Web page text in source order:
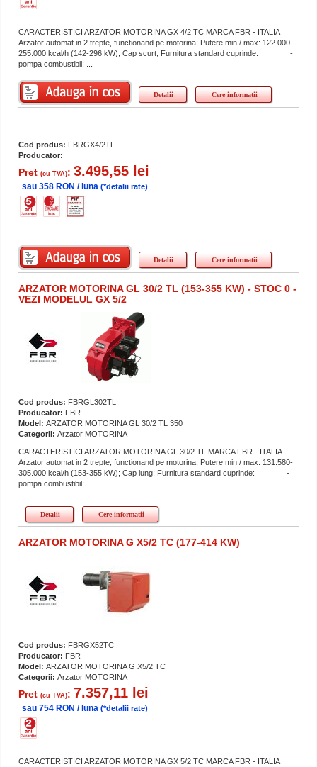
CARACTERISTICI ARZATOR MOTORINA GX 4/2 TC MARCA FBR - ITALIA
Arzator automat in 2 trepte, functionand pe motorina; Putere min / max: 122.000-
255.000 kcal/h (142-296 kW); Cap scurt; Furnitura standard cuprinde: -
pompa combustibil; ...
Detalii Cere informatii
Cod produs: FBRGX4/2TL
Producator:
Pret (cu TVA): 3.495,55 lei
sau 358 RON / luna (*detalii rate)
Detalii Cere informatii
ARZATOR MOTORINA GL 30/2 TL (153-355 KW) - STOC 0 -
VEZI MODELUL GX 5/2
Cod produs: FBRGL302TL
Producator: FBR
Model: ARZATOR MOTORINA GL 30/2 TL 350
Categorii: Arzator MOTORINA
CARACTERISTICI ARZATOR MOTORINA GL 30/2 TL MARCA FBR - ITALIA
Arzator automat in 2 trepte, functionand pe motorina; Putere min / max: 131.580-
305.000 kcal/h (153-355 kW); Cap lung; Furnitura standard cuprinde: -
pompa combustibil; ...
Detalii Cere informatii
ARZATOR MOTORINA G X5/2 TC (177-414 KW)
Cod produs: FBRGX52TC
Producator: FBR
Model: ARZATOR MOTORINA G X5/2 TC
Categorii: Arzator MOTORINA
Pret (cu TVA): 7.357,11 lei
sau 754 RON / luna (*detalii rate)
CARACTERISTICI ARZATOR MOTORINA GX 5/2 TC MARCA FBR - ITALIA